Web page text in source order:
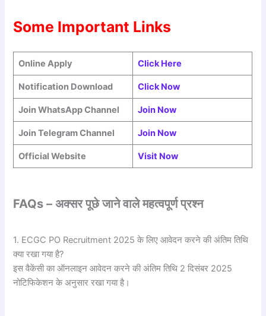
Some Important Links
Online Apply Click Here
Notification Download Click Now
Join WhatsApp Channel Join Now
Join Telegram Channel Join Now
Official Website Visit Now
FAQs – अक्सर पूछे जाने वाले महत्वपूर्ण प्रश्न
1. ECGC PO Recruitment 2025 के लिए आवेदन करने की अंतिम तिथि
क्या रखा गया है?
इस वैकेंसी का ऑनलाइन आवेदन करने की अंतिम तिथि 2 दिसंबर 2025
नोटिफिकेशन के अनुसार रखा गया है।